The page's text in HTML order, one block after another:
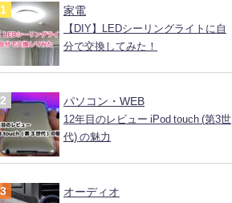
家電
【DIY】LEDシーリングライトに自
分で交換してみた！
パソコン・WEB
12年目のレビュー iPod touch (第3世
代) の魅力
オーディオ